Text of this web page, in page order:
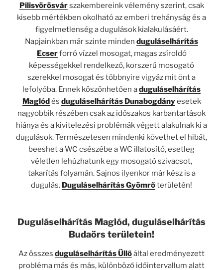
Pilisvörösvárszakembereink vélemény szerint, csak
kisebb mértékben okolható az emberi trehányság és a
figyelmetlenség a dugulások kialakulásáért.
Napjainkban már szinte minden duguláselhárítás
Ecserforró vízzel mosogat, magas zsíroldó
képességekkel rendelkező, korszerű mosogató
szerekkel mosogat és többnyire vigyáz mit önt a
lefolyóba. Ennek köszönhetően aduguláselhárítás
Maglódés duguláselhárítás Dunabogdányesetek
nagyobbik részében csak az időszakos karbantartások
hiánya és a kivitelezési problémák végett alakulnak ki a
dugulások. Természetesen mindenki követhet el hibát,
beeshet a WC csészébe a WC illatosító, esetleg
véletlen lehúzhatunk egy mosogató szivacsot,
takarítás folyamán. Sajnos ilyenkor már kész is a
dugulás. Duguláselhárítás Gyömrőterületén!
Duguláselhárítás Maglód, duguláselhárítás
Budaörs területein!
Az összes duguláselhárítás Üllőáltal eredményezett
probléma más és más, különböző időintervallum alatt